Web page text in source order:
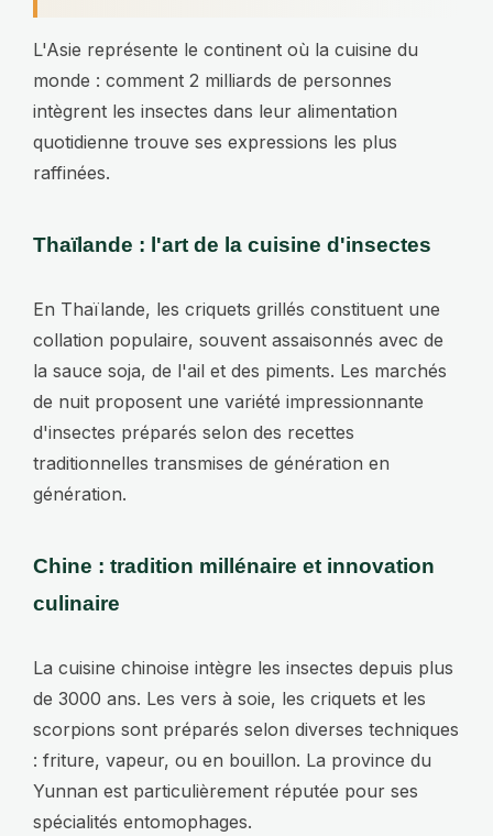
L'Asie représente le continent où la cuisine du
monde : comment 2 milliards de personnes
intègrent les insectes dans leur alimentation
quotidienne trouve ses expressions les plus
raffinées.
Thaïlande : l'art de la cuisine d'insectes
En Thaïlande, les criquets grillés constituent une
collation populaire, souvent assaisonnés avec de
la sauce soja, de l'ail et des piments. Les marchés
de nuit proposent une variété impressionnante
d'insectes préparés selon des recettes
traditionnelles transmises de génération en
génération.
Chine : tradition millénaire et innovation
culinaire
La cuisine chinoise intègre les insectes depuis plus
de 3000 ans. Les vers à soie, les criquets et les
scorpions sont préparés selon diverses techniques
: friture, vapeur, ou en bouillon. La province du
Yunnan est particulièrement réputée pour ses
spécialités entomophages.